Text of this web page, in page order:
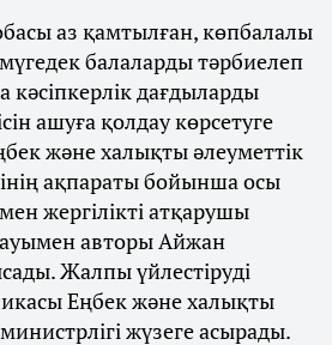
аз қамтылған, көпбалалы
балаларды тәрбиелеп
кәсіпкерлік дағдыларды
ашуға қолдау көрсетуге
және халықты әлеуметтік
ақпараты бойынша осы
жергілікті атқарушы
авторы Айжан
Жалпы үйлестіруді
Еңбек және халықты
жүзеге асырады.